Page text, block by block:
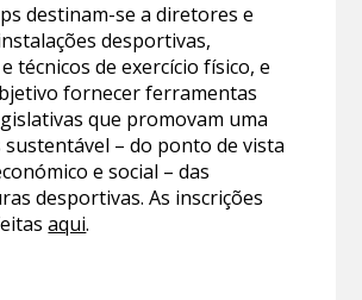
destinam-se a diretores e
desportivas,
técnicos de exercício físico, e
fornecer ferramentas
que promovam uma
sustentável – do ponto de vista
e social – das
desportivas. As inscrições
aqui.